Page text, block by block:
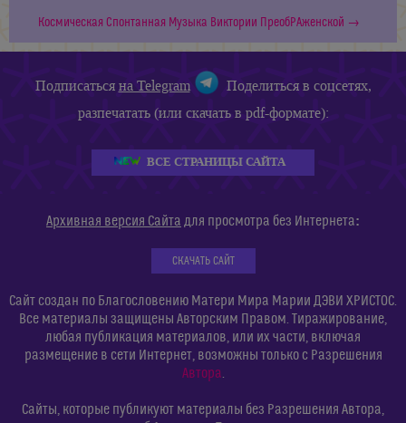
Космическая Спонтанная Музыка Виктории ПреобРАженской →
Подписатьсяна Telegram
Поделиться в соцсетях,
разпечатать (или скачать в pdf-формате):
ВСЕ СТРАНИЦЫ САЙТА
Архивная версия Сайта для просмотра без Интернета:
СКАЧАТЬ САЙТ
Сайт создан по Благословению Матери Мира Марии ДЭВИ ХРИСТОС.
Все материалы защищены Авторским Правом. Тиражирование,
любая публикация материалов, или их части, включая
размещение в сети Интернет, возможны только с Разрешения
Автора
Сайты, которые публикуют материалы без Разрешения Автора,